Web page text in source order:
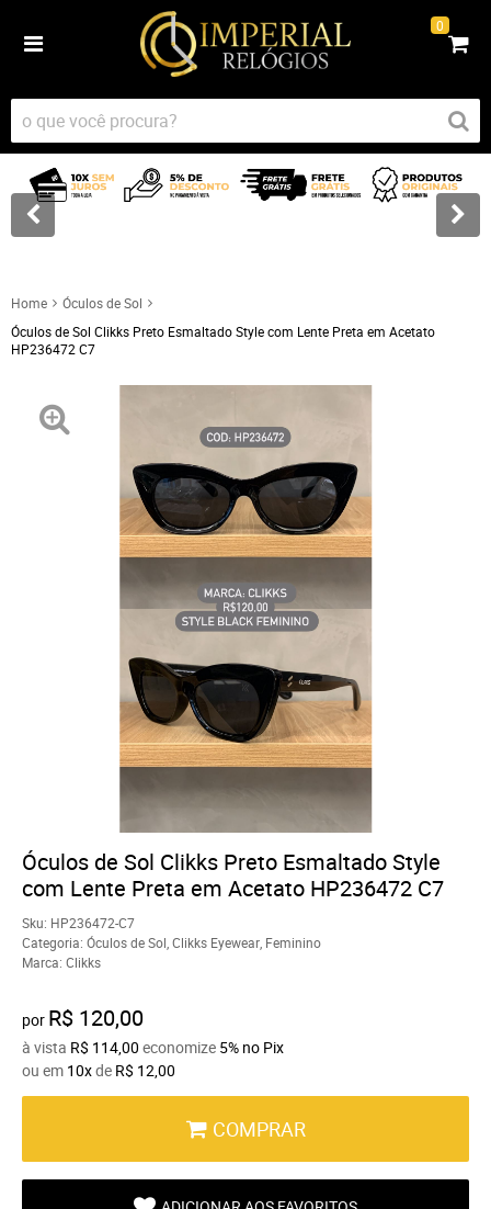
0
Home
Óculos de Sol
Óculos de Sol Clikks Preto Esmaltado Style com Lente Preta em Acetato
HP236472 C7
Óculos de Sol Clikks Preto Esmaltado Style
com Lente Preta em Acetato HP236472 C7
Sku: HP236472-C7
Categoria: Óculos de Sol Clikks Eyewear Feminino
Marca: Clikks
por R$ 120,00
à vista R$ 114,00 economize 5% no Pix
ou em 10xde R$ 12,00
COMPRAR